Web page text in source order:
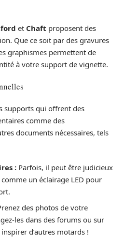
et Chaft proposent des
Que ce soit par des gravures
graphismes permettent de
à votre support de vignette.
supports qui offrent des
comme des
documents nécessaires, tels
: Parfois, il peut être judicieux
comme un éclairage LED pour
des photos de votre
les dans des forums ou sur
d’autres motards !